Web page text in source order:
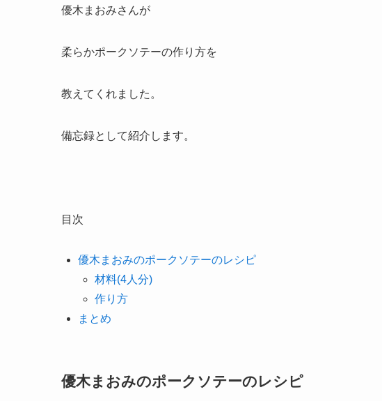
優木まおみさんが
柔らかポークソテーの作り方を
教えてくれました。
備忘録として紹介します。
目次
優木まおみのポークソテーのレシピ
材料(4人分)
作り方
まとめ
優木まおみのポークソテーのレシピ